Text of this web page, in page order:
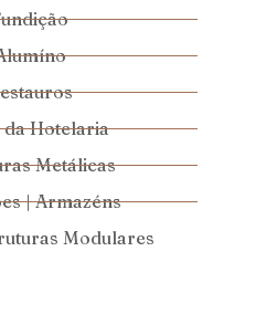
da Hotelaria
Metálicas
| Armazéns
Modulares